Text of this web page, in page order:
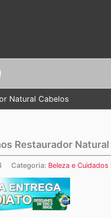
Natural Cabelos
Restaurador
Categoria: Beleza e Cuidados